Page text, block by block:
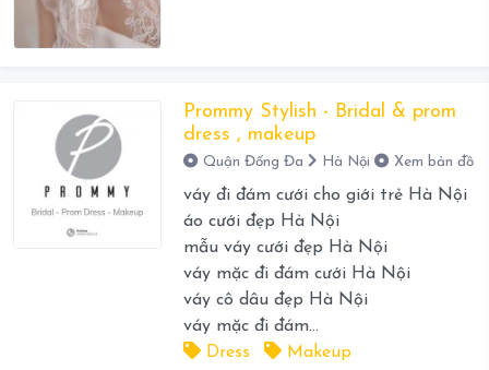
Prommy Stylish - Bridal & prom
dress , makeup
Quận Đống Đa Hà Nội Xem bản đồ
váy đi đám cưới cho giới trẻ Hà Nội
áo cưới đẹp Hà Nội
mẫu váy cưới đẹp Hà Nội
váy mặc đi đám cưới Hà Nội
váy cô dâu đẹp Hà Nội
váy mặc đi đám...
Dress
Makeup